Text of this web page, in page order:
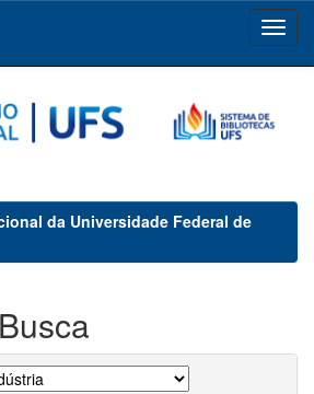
da Universidade Federal de